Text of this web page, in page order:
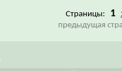
Страницы: 1
предыдущая